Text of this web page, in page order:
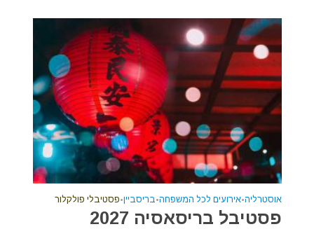
אוסטרליה•אירועים לכל המשפחה•בריסביין•פסטיבלי פולקלור
פסטיבל בריסאסיה 2027